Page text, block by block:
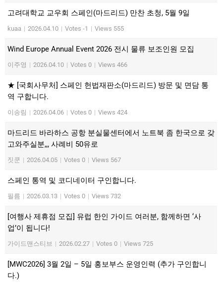
고려대학교 교우회 스페인(마드리드) 만찬 초청, 5월 9일
kuaa | 2026.04.10 | Votes -1 | Views 555
Wind Europe Annual Event 2026 전시 물류 보조인원 모집
이주영 | 2026.04.10 | Votes 0 | Views 466
★ [국회사무처] 스페인 헌법재판소(마드리드) 방문 및 면담 통
역 구합니다.
이송림 | 2026.04.06 | Votes 0 | Views 424
마드리드 바라하스 공항 분실물센터에서 노트북 좀 한국으로 갖
고와주실분,,, 사례비 50유로
짓쿤 | 2026.04.05 | Votes 0 | Views 567
스페인 통역 및 코디네이터 구인합니다.
필름 | 2026.03.13 | Votes 0 | Views 732
[여행사 제휴점 모집] 유럽 한인 가이드 여러분, 함께하면 ‘사
업’이 됩니다!
가이드맨스티브 | 2026.02.27 | Votes 0 | Views 725
[MWC2026] 3월 2일 – 5일 홍보부스 운영인력 (추가 구인합니
다.)